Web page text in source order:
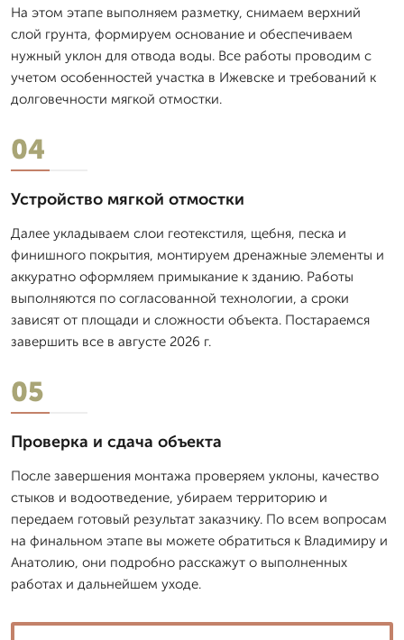
На этом этапе выполняем разметку, снимаем верхний
слой грунта, формируем основание и обеспечиваем
нужный уклон для отвода воды. Все работы проводим с
учетом особенностей участка в Ижевске и требований к
долговечности мягкой отмостки.
04
Устройство мягкой отмостки
Далее укладываем слои геотекстиля, щебня, песка и
финишного покрытия, монтируем дренажные элементы и
аккуратно оформляем примыкание к зданию. Работы
выполняются по согласованной технологии, а сроки
зависят от площади и сложности объекта. Постараемся
завершить все в августе 2026 г.
05
Проверка и сдача объекта
После завершения монтажа проверяем уклоны, качество
стыков и водоотведение, убираем территорию и
передаем готовый результат заказчику. По всем вопросам
на финальном этапе вы можете обратиться к Владимиру и
Анатолию, они подробно расскажут о выполненных
работах и дальнейшем уходе.